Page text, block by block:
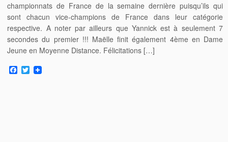
championnats de France de la semaine dernière puisqu’ils qui
sont chacun vice-champions de France dans leur catégorie
respective. A noter par ailleurs que Yannick est à seulement 7
secondes du premier !!! Maëlle finit également 4ème en Dame
Jeune en Moyenne Distance. Félicitations […]
F
a
T
w